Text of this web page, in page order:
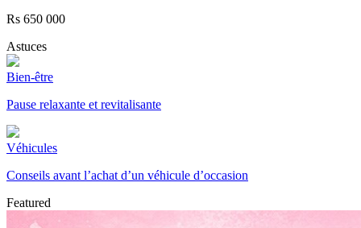
Rs 650 000
Astuces
Bien-être
Pause relaxante et revitalisante
Véhicules
Conseils avant l’achat d’un véhicule d’occasion
Featured